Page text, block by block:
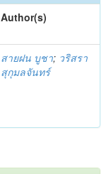
Author(s)
สายฝน บูชา; วริสรา
สุกุมลจันทร์